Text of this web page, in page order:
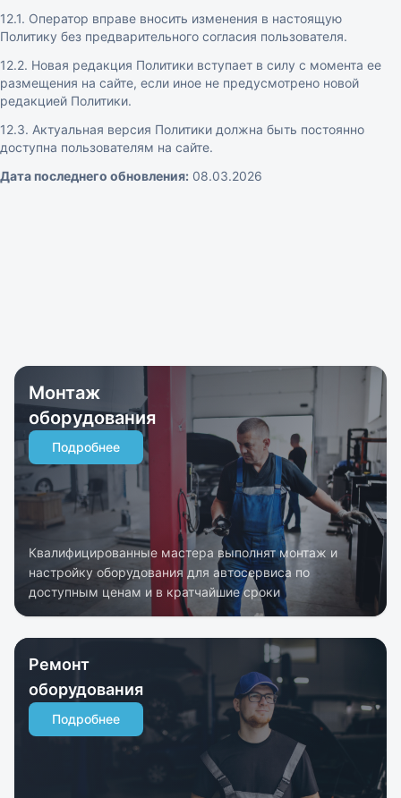
12.1. Оператор вправе вносить изменения в настоящую
Политику без предварительного согласия пользователя.
12.2. Новая редакция Политики вступает в силу с момента ее
размещения на сайте, если иное не предусмотрено новой
редакцией Политики.
12.3. Актуальная версия Политики должна быть постоянно
доступна пользователям на сайте.
Дата последнего обновления: 08.03.2026
Монтаж
оборудования
Подробнее
Квалифицированные мастера выполнят монтаж и
настройку оборудования для автосервиса по
доступным ценам и в кратчайшие сроки
Ремонт
оборудования
Подробнее